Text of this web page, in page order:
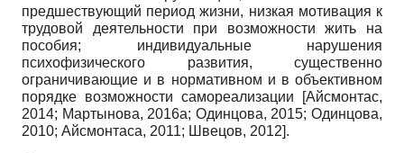
предшествующий период жизни, низкая мотивация к
трудовой деятельности при возможности жить на
пособия; индивидуальные нарушения
психофизического развития, существенно
ограничивающие и в нормативном и в объективном
порядке возможности самореализации
[Айсмонтас,
2014; Мартынова, 2016а; Одинцова, 2015;Одинцова,
2010; Айсмонтаса, 2011; Швецов, 2012].